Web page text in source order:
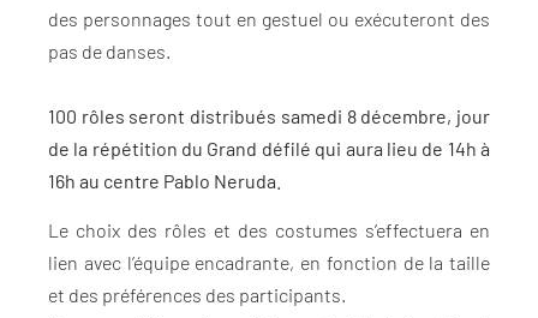
des personnages tout en gestuel ou exécuteront des
pas de danses.
100 rôles seront distribués samedi 8 décembre, jour
de la répétition du Grand défilé qui aura lieu de 14h à
16h au centre Pablo Neruda.
Le choix des rôles et des costumes s’effectuera en
lien avec l’équipe encadrante, en fonction de la taille
et des préférences des participants.